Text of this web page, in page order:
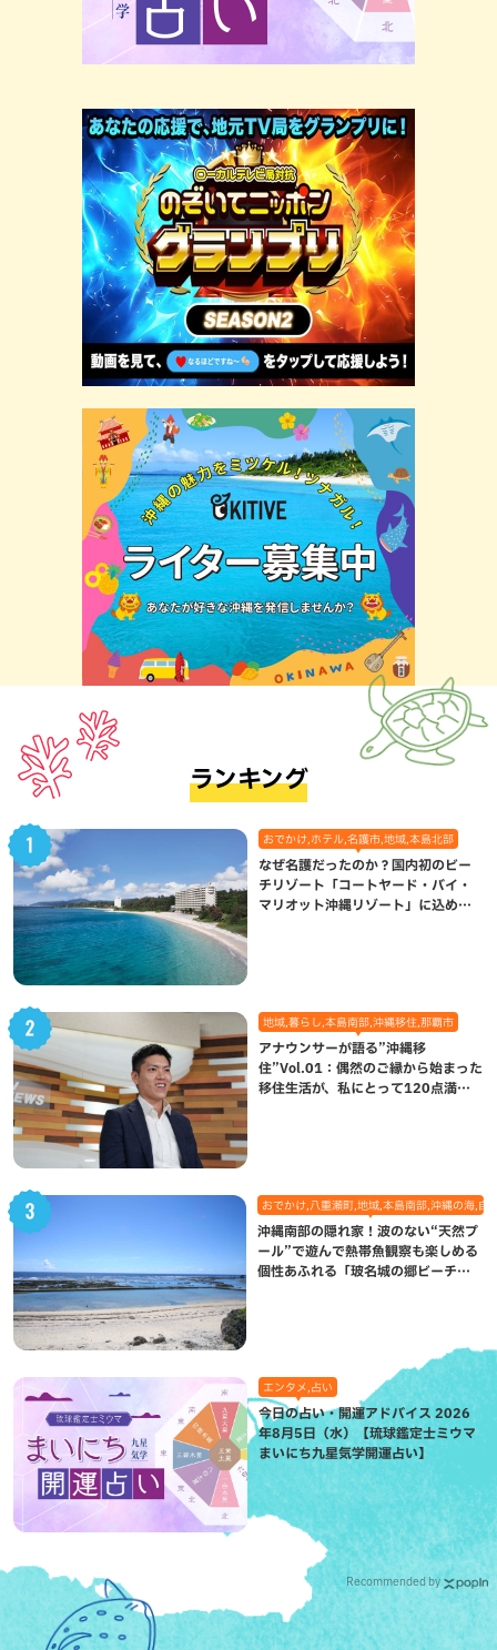
ランキング
おでかけ,ホテル,名護市,地域,本島北部
なぜ名護だったのか？国内初のビー
チリゾート「コートヤード・バイ・
マリオット沖縄リゾート」に込めら
地域,暮らし,本島南部,沖縄移住,那覇市
アナウンサーが語る”沖縄移
住”Vol.01：偶然のご縁から始まった
移住生活が、私にとって120点満点
おでかけ,八重瀬町,地域,本島南部,沖縄の海,自
沖縄南部の隠れ家！波のない“天然プ
ール”で遊んで熱帯魚観察も楽しめる
個性あふれる「玻名城の郷ビーチ」
エンタメ,占い
今日の占い・開運アドバイス 2026
年8月5日（水）【琉球鑑定士ミウマ
まいにち九星気学開運占い】
Recommended by